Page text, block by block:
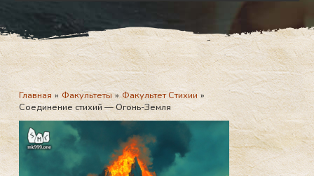
Главная Факультеты
Факультет Стихии
Соединение стихий — Огонь-Земля